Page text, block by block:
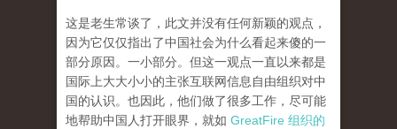
这是老生常谈了，此文并没有任何新颖的观点，
因为它仅仅指出了中国社会为什么看起来傻的一
部分原因。一小部分。但这一观点一直以来都是
国际上大大小小的主张互联网信息自由组织对中
国的认识。也因此，他们做了很多工作，尽可能
地帮助中国人打开眼界，就如 GreatFire 组织的